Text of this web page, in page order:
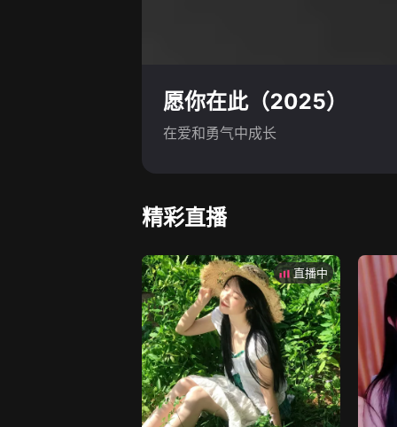
愿你在此（2025）
在爱和勇气中成长
精彩直播
直播中